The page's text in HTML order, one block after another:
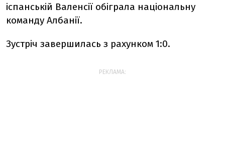
іспанській Валенсії обіграла національну
команду Албанії.
Зустріч завершилась з рахунком 1:0.
РЕКЛАМА: